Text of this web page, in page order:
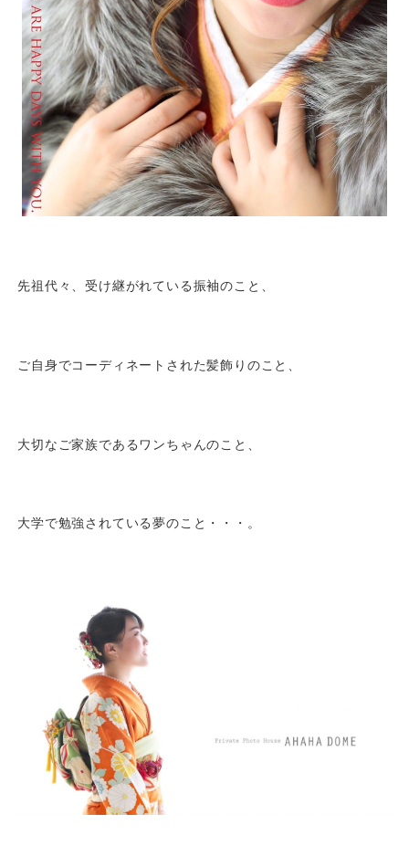
先祖代々、受け継がれている振袖のこと、
ご自身でコーディネートされた髪飾りのこと、
大切なご家族であるワンちゃんのこと、
大学で勉強されている夢のこと・・・。